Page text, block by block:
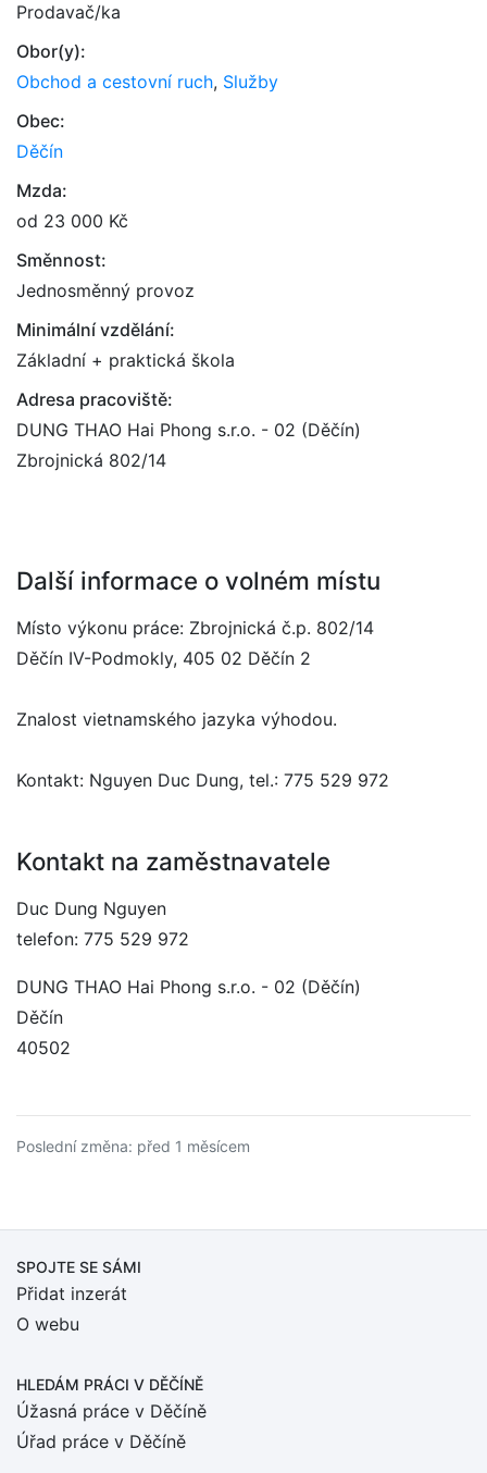
Prodavač/ka
Obor(y):
Obchod a cestovní ruch, Služby
Obec:
Děčín
Mzda:
od 23 000 Kč
Směnnost:
Jednosměnný provoz
Minimální vzdělání:
Základní + praktická škola
Adresa pracoviště:
DUNG THAO Hai Phong s.r.o. - 02 (Děčín)
Zbrojnická 802/14
Další informace o volném místu
Místo výkonu práce: Zbrojnická č.p. 802/14
Děčín IV-Podmokly, 405 02 Děčín 2
Znalost vietnamského jazyka výhodou.
Kontakt: Nguyen Duc Dung, tel.: 775 529 972
Kontakt na zaměstnavatele
Duc Dung Nguyen
telefon: 775 529 972
DUNG THAO Hai Phong s.r.o. - 02 (Děčín)
Děčín
40502
Poslední změna: před 1 měsícem
SPOJTE SE SÁMI
Přidat inzerát
O webu
HLEDÁM PRÁCI V DĚČÍNĚ
Úžasná práce v Děčíně
Úřad práce v Děčíně